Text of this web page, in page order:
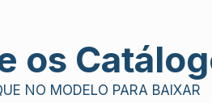
os
NO MODELO PARA BAIXAR